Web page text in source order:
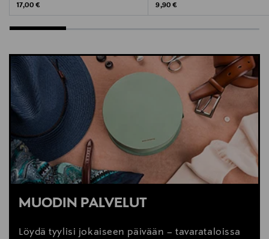
Original Price
17,00 €
Original Price
9,90 €
MUODIN PALVELUT
Löydä tyylisi jokaiseen päivään – tavarataloissa